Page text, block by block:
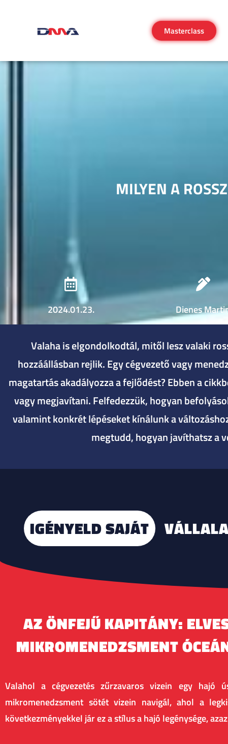
Masterclass
MILYEN A
2024.01.23. Dienes
Valaha is elgondolkodtál, mitől lesz valaki
hozzáállásban rejlik. Egy cégvezető vagy
magatartás akadályozza a fejlődést? Ebben a
vagy megjavítani. Felfedezzük, hogyan
valamint konkrét lépéseket kínálunk a
megtudd, hogyan javíthatsz a
IGÉNYELD SAJÁT
AZ ÖNFEJŰ KAPITÁNY:
MIKROMENEDZSMENT
Valahol a cégvezetés zűrzavaros vizein egy hajó
mikromenedzsment sötét vizein navigál, ahol a
következményekkel jár ez a stílus a hajó legénysége,